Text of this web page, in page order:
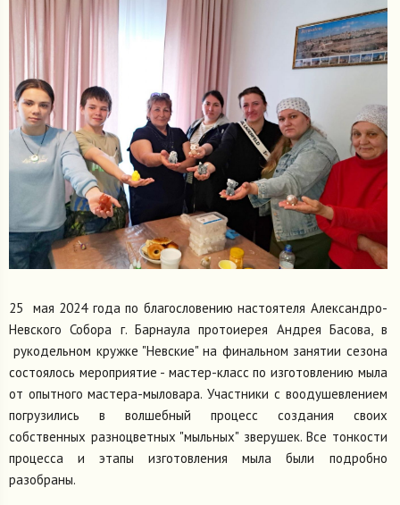
25 мая 2024 года по благословению настоятеля Александро-
Невского Собора г. Барнаула протоиерея Андрея Басова, в
рукодельном кружке "Невские" на финальном занятии сезона
состоялось мероприятие - мастер-класс по изготовлению мыла
от опытного мастера-мыловара. Участники с воодушевлением
погрузились в волшебный процесс создания своих
собственных разноцветных "мыльных" зверушек. Все тонкости
процесса и этапы изготовления мыла были подробно
разобраны.